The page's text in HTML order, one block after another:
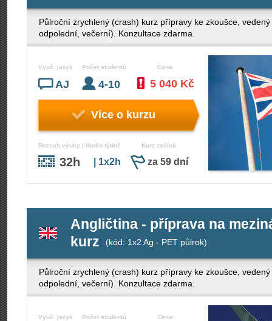
Půlroční zrychlený (crash) kurz přípravy ke zkoušce,
odpolední, večerní). Konzultace zdarma.
Vyuč. jazyk
AJ
Počet studentů
4-10
Cena
5 040 Kč
Více o kurzu
Rozsah výuky | Hodin týdně
32h | 1x2h
Kurz začíná
za 59 dní
Angličtina - příprava na
kurz
(kód: 1x2 Ag - PET půlrok)
Půlroční zrychlený (crash) kurz přípravy ke zkoušce,
odpolední, večerní). Konzultace zdarma.
Vyuč. jazyk Počet studentů Cena